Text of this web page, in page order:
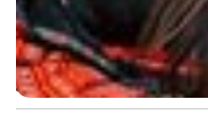
Tin tức – Sự kiện
Chính sách
Văn hoá – Đời sống